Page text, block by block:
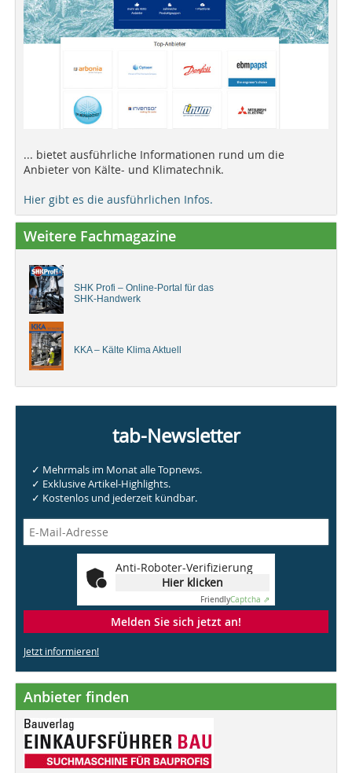
... bietet ausführliche Informationen rund um die
Anbieter von Kälte- und Klimatechnik.
Hier gibt es die ausführlichen Infos.
Weitere Fachmagazine
SHK Profi – Online-Portal für das
SHK-Handwerk
KKA – Kälte Klima Aktuell
tab-Newsletter
✓ Mehrmals im Monat alle Topnews.
✓ Exklusive Artikel-Highlights.
✓ Kostenlos und jederzeit kündbar.
Anti-Roboter-Verifizierung
Hier klicken
FriendlyCaptcha ⇗
Melden Sie sich jetzt an!
Jetzt informieren!
Anbieter finden